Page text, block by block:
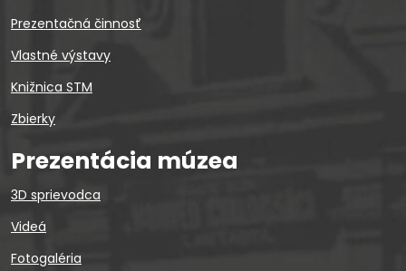
Prezentačná činnosť
Vlastné výstavy
Knižnica STM
Zbierky
Prezentácia múzea
3D sprievodca
Videá
Fotogaléria